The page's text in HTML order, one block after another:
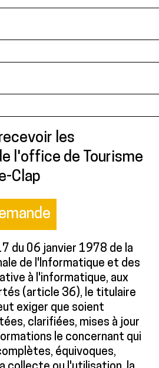
les
l'office de Tourisme
Clap
du 06 janvier 1978 de la
de l'Informatique et des
à l'informatique, aux
(article 36), le titulaire
exiger que soient
clarifiées, mises à jour
le concernant qui
équivoques,